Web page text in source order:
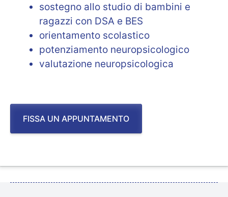
sostegno allo studio di bambini e
ragazzi con DSA e BES
orientamento scolastico
potenziamento neuropsicologico
valutazione neuropsicologica
FISSA UN APPUNTAMENTO